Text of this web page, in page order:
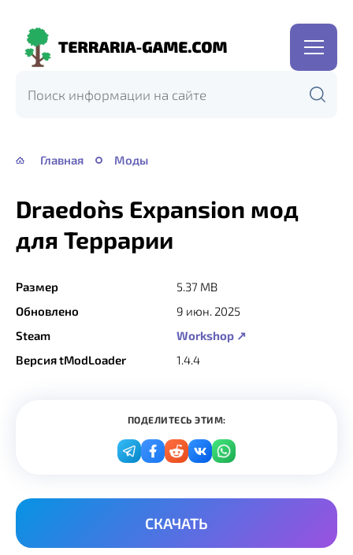
Terraria-
Главная Моды
Draedon`s Expansion мод
для Террарии
Размер
5.37 MB
Обновлено
9 июн. 2025
Steam
Workshop ↗
Версия tModLoader
1.4.4
ПОДЕЛИТЕСЬ ЭТИМ:
СКАЧАТЬ